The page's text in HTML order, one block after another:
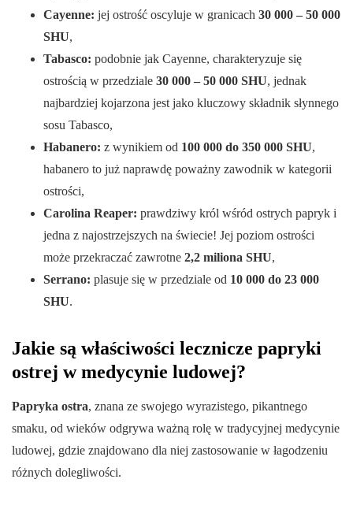
Cayenne: jej ostrość oscyluje w granicach 30 000 – 50 000
SHU,
Tabasco: podobnie jak Cayenne, charakteryzuje się
ostrością w przedziale 30 000 – 50 000 SHU, jednak
najbardziej kojarzona jest jako kluczowy składnik słynnego
sosu Tabasco,
Habanero: z wynikiem od 100 000 do 350 000 SHU,
habanero to już naprawdę poważny zawodnik w kategorii
ostrości,
Carolina Reaper: prawdziwy król wśród ostrych papryk i
jedna z najostrzejszych na świecie! Jej poziom ostrości
może przekraczać zawrotne 2,2 miliona SHU,
Serrano: plasuje się w przedziale od 10 000 do 23 000
SHU.
Jakie są właściwości lecznicze papryki
ostrej w medycynie ludowej?
Papryka ostra, znana ze swojego wyrazistego, pikantnego
smaku, od wieków odgrywa ważną rolę w tradycyjnej medycynie
ludowej, gdzie znajdowano dla niej zastosowanie w łagodzeniu
różnych dolegliwości.